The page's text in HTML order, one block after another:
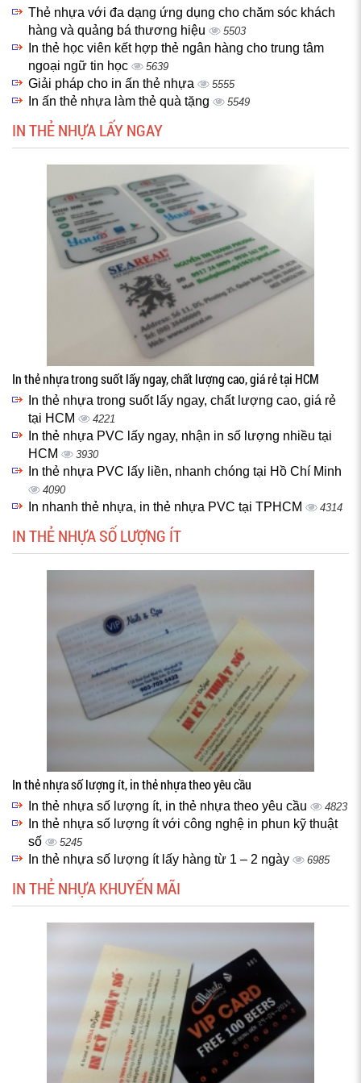
Thẻ nhựa với đa dạng ứng dụng cho chăm sóc khách
hàng và quảng bá thương hiệu
5503
In thẻ học viên kết hợp thẻ ngân hàng cho trung tâm
ngoại ngữ tin học
5639
Giải pháp cho in ấn thẻ nhựa 5555
In ấn thẻ nhựa làm thẻ quà tặng 5549
IN THẺ NHỰA LẤY NGAY
In thẻ nhựa trong suốt lấy ngay, chất lượng cao, giá rẻ tại HCM
In thẻ nhựa trong suốt lấy ngay, chất lượng cao, giá rẻ
tại HCM
4221
In thẻ nhựa PVC lấy ngay, nhận in số lượng nhiều tại
HCM
3930
In thẻ nhựa PVC lấy liền, nhanh chóng tại Hồ Chí Minh
4090
In nhanh thẻ nhựa, in thẻ nhựa PVC tại TPHCM 4314
IN THẺ NHỰA SỐ LƯỢNG ÍT
In thẻ nhựa số lượng ít, in thẻ nhựa theo yêu cầu
In thẻ nhựa số lượng ít, in thẻ nhựa theo yêu cầu 4823
In thẻ nhựa số lượng ít với công nghệ in phun kỹ thuật
số
5245
In thẻ nhựa số lượng ít lấy hàng từ 1 – 2 ngày 6985
IN THẺ NHỰA KHUYẾN MÃI